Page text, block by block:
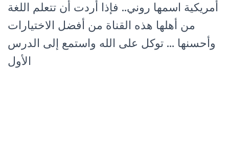
أمريكية اسمها روني.. فإذا أردت أن تتعلم اللغة
من أهلها هذه القناة من أفضل الاختيارات
وأحسنها … توكل على الله واستمع إلى الدرس
الأول